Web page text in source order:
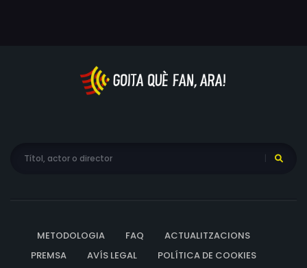
METODOLOGIA FAQ
ACTUALITZACIONS
PREMSA
AVÍS LEGAL
POLÍTICA DE COOKIES